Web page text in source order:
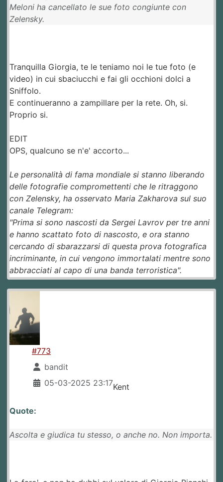
Meloni ha cancellato le sue foto congiunte con
Zelensky.
Tranquilla Giorgia, te le teniamo noi le tue foto (e
video) in cui sbaciucchi e fai gli occhioni dolci a
Sniffolo.
E continueranno a zampillare per la rete. Oh, si.
Proprio si.
EDIT
OPS, qualcuno se n'e' accorto...
Le personalità di fama mondiale si stanno liberando
delle fotografie compromettenti che le ritraggono
con Zelensky, ha osservato Maria Zakharova sul suo
canale Telegram:
"Prima si sono nascosti da Sergei Lavrov per tre anni
e hanno scattato foto di nascosto, e ora stanno
cercando di sbarazzarsi di questa prova fotografica
incriminante, in cui vengono immortalati mentre sono
abbracciati al capo di una banda terroristica".
#773
bandit
05-03-2025 23:17Kent
Quote:
Ascolta e giudica tu stesso, o anche no. Non importa.